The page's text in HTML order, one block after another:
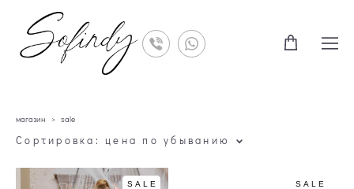
магазин > sale
Сортировка: цена по убыванию
SALE SALE